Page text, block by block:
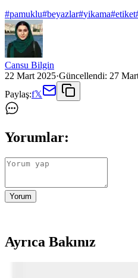
#pamuklu#beyazlar#yikama#etiket
Cansu Bilgin
22 Mart 2025·Güncellendi: 27
Paylaş:f𝕏
Yorumlar:
Yorum
Ayrıca Bakınız